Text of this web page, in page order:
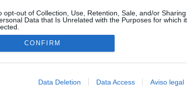
opt-out of Collection, Use, Retention, Sale, and/or Sharing
Data that Is Unrelated with the Purposes for which it
CONFIRM
Data Deletion Data Access Aviso legal
sobre el PP por la acogida de los menores de Ceuta en las
gobiernan en coalición
Compromís denuncia a Figaredo ante la Fiscalía del Supremo